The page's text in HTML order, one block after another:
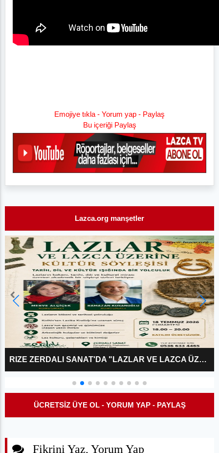
Emojiye tıkla - Yorum yap - Paylaş
Bu içeriği Paylaş
Lazca.org manşetler
RIZE ZERDALI SANAT'DA "LAZLAR VE LAZCA ÜZERINE?" KÜLTÜR SÖYLEŞISI
ÜCRETSİZ ÜYE OL - YORUM YAP - PAYLAŞ
Fikrini Yaz, Yorum Yap